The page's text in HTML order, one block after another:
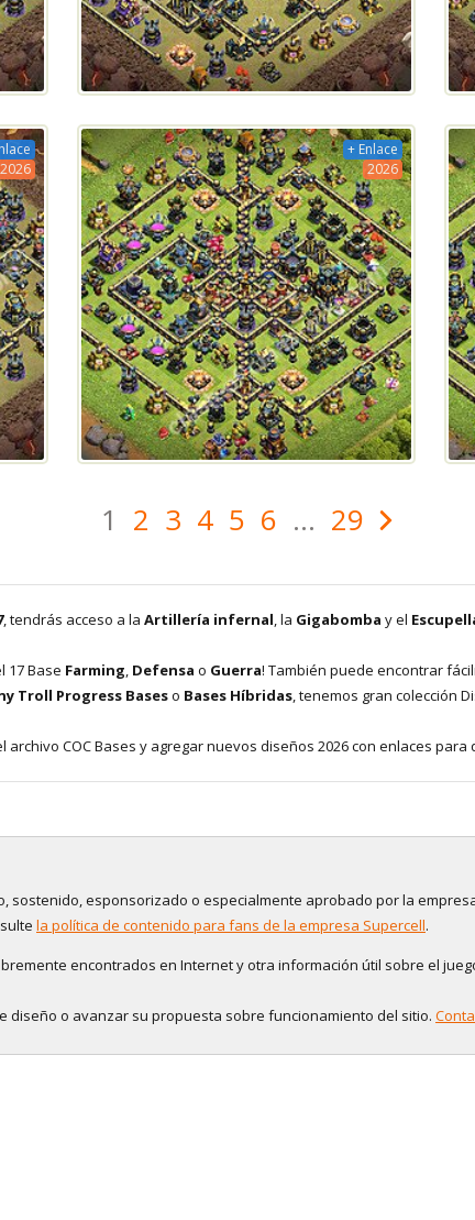
2026
+ Enlace
2026
1 2 3 4 5 6 ... 29
, tendrás acceso a la Artillería infernal, la Gigabomba y el
17 Base Farming, Defensa o Guerra! También puede encontrar
Troll Progress Baseso Bases Híbridas, tenemos gran colección
COC Bases y agregar nuevos diseños 2026 con enlaces
sostenido, esponsorizado o especialmente aprobado por la
la política de contenido para fans de la empresa Supercell.
encontrados en Internet y otra información útil sobre el
diseño o avanzar su propuesta sobre funcionamiento del sitio.